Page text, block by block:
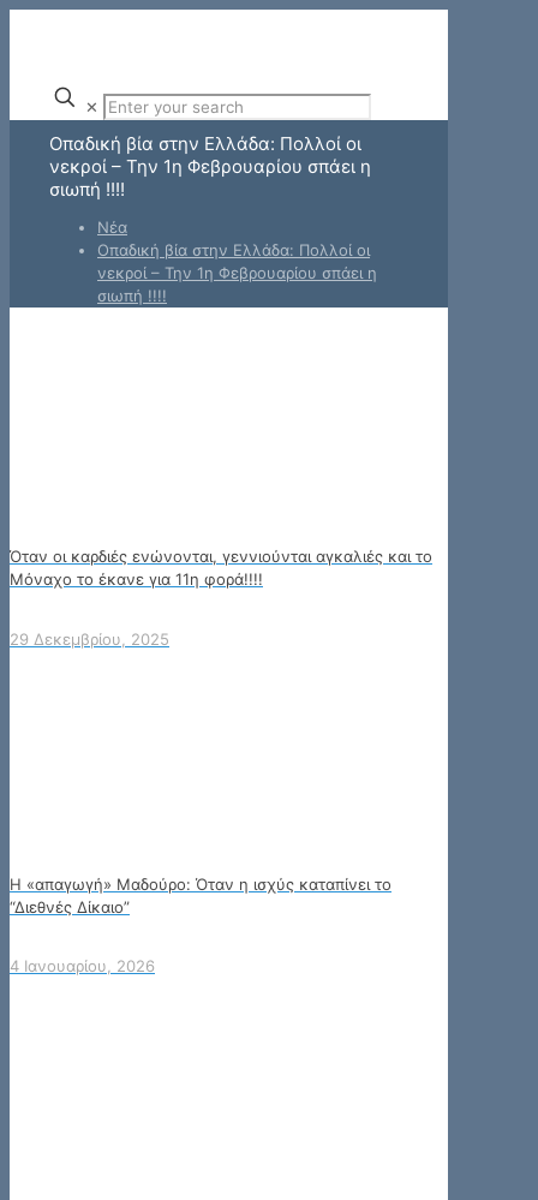
✕
Οπαδική βία στην Ελλάδα: Πολλοί οι
νεκροί – Την 1η Φεβρουαρίου σπάει η
σιωπή !!!!
Νέα
Οπαδική βία στην Ελλάδα: Πολλοί οι
νεκροί – Την 1η Φεβρουαρίου σπάει η
σιωπή !!!!
Όταν οι καρδιές ενώνονται, γεννιούνται αγκαλιές και το
Μόναχο το έκανε για 11η φορά!!!!
29 Δεκεμβρίου, 2025
Η «απαγωγή» Μαδούρο: Όταν η ισχύς καταπίνει το
“Διεθνές Δίκαιο”
4 Ιανουαρίου, 2026